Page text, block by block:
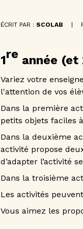
ÉCRIT PAR : SCOLAB
1re année (et
Variez votre
l'attention de vos
Dans la première
petits objets faciles
Dans la deuxième
activité propose
d’adapter l’activité
Dans la troisième
Les activités
Vous aimez les